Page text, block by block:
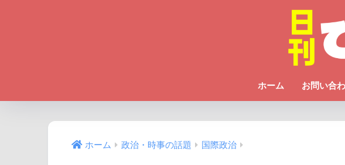
ホーム お問い合
ホーム 政治・時事の話題 国際政治